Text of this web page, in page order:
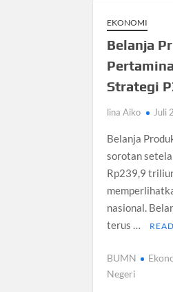
EKONOMI
Belanja
Strategi
lina Aiko Juli
Belanja
sorotan
Rp239,9
nasional.
terus …
BUMN
Negeri